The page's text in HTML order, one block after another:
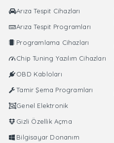
Arıza Tespit Cihazları
Arıza Tespit Programları
Programlama Cihazları
Chip Tuning Yazılım Cihazları
OBD Kabloları
Tamir Şema Programları
Genel Elektronik
Gizli Özellik Açma
Bilgisayar Donanım